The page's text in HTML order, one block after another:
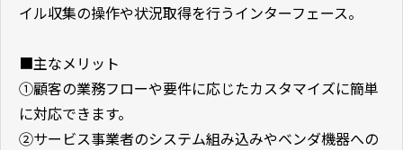
イル収集の操作や状況取得を行うインターフェース。
■主なメリット
①顧客の業務フローや要件に応じたカスタマイズに簡単
に対応できます。
②サービス事業者のシステム組み込みやベンダ機器への